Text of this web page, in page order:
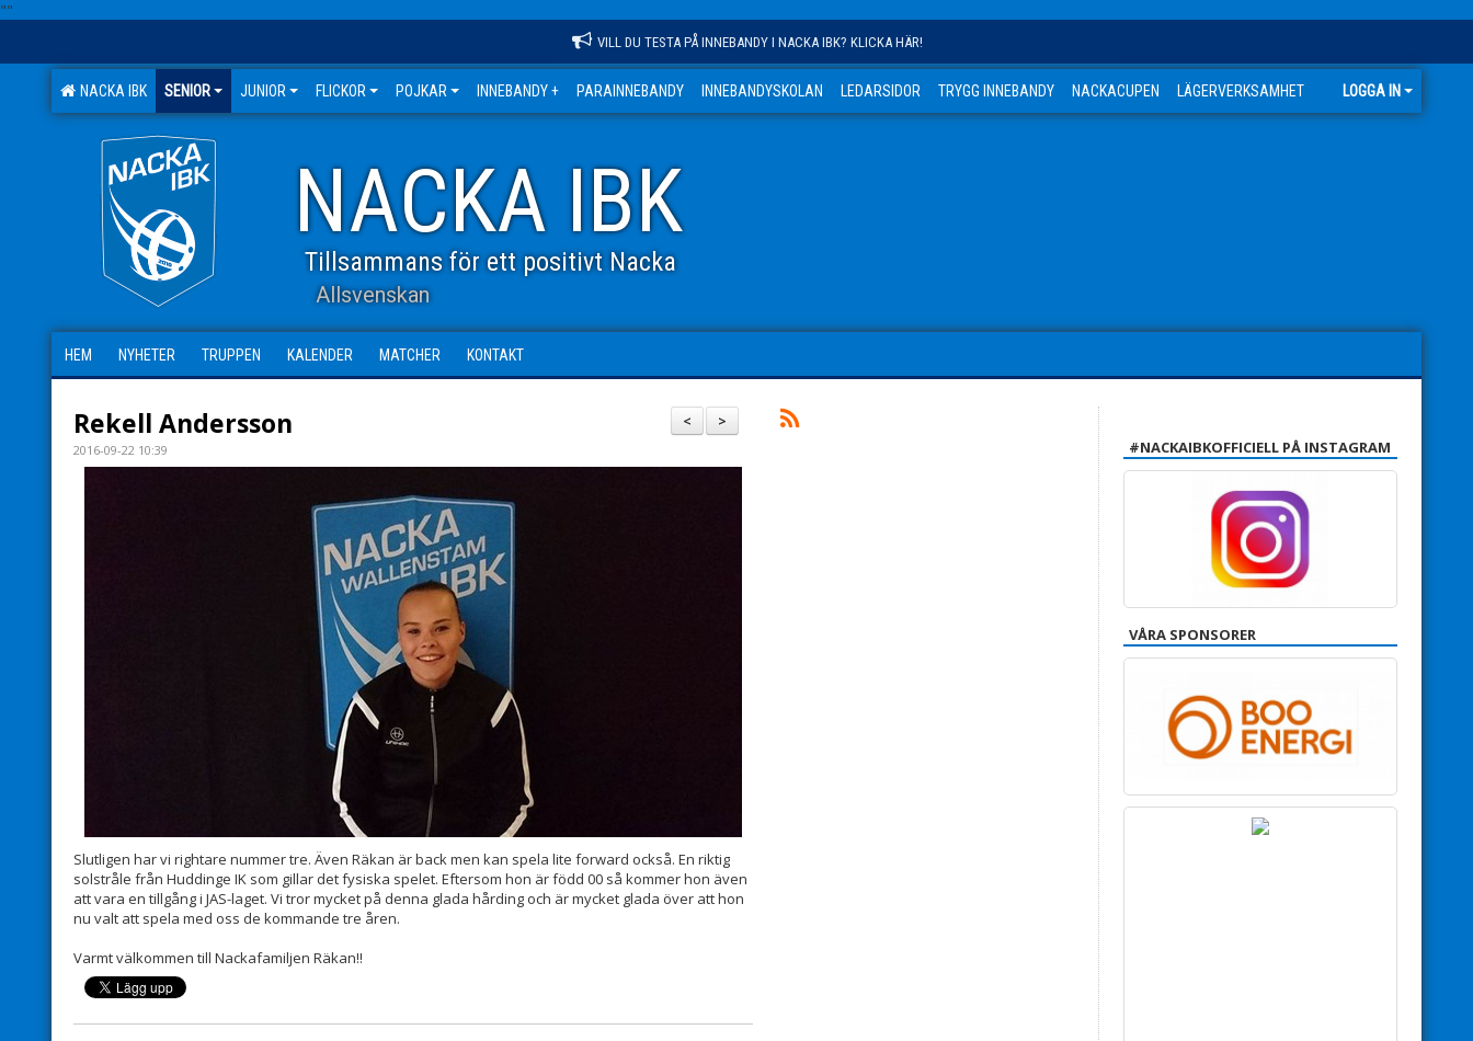
""
VILL DU TESTA PÅ INNEBANDY I NACKA IBK? KLICKA HÄR!
NACKA IBK SENIOR JUNIOR FLICKOR POJKAR INNEBANDY + PARAINNEBANDY INNEBANDYSKOLAN LEDARSIDOR TRYGG INNEBANDY NACKACUPEN LÄGERVERKSAMHET LOGGA IN
NACKA IBK
Tillsammans för ett positivt Nacka
Allsvenskan
HEM NYHETER TRUPPEN KALENDER MATCHER KONTAKT
>
<
Rekell Andersson
2016-09-22 10:39
Slutligen har vi rightare nummer tre. Även Räkan är back men kan spela lite forward också. En riktig
solstråle från Huddinge IK som gillar det fysiska spelet. Eftersom hon är född 00 så kommer hon även
att vara en tillgång i JAS-laget. Vi tror mycket på denna glada hårding och är mycket glada över att hon
nu valt att spela med oss de kommande tre åren.
Varmt välkommen till Nackafamiljen Räkan!!
#NACKAIBKOFFICIELL PÅ INSTAGRAM
VÅRA SPONSORER